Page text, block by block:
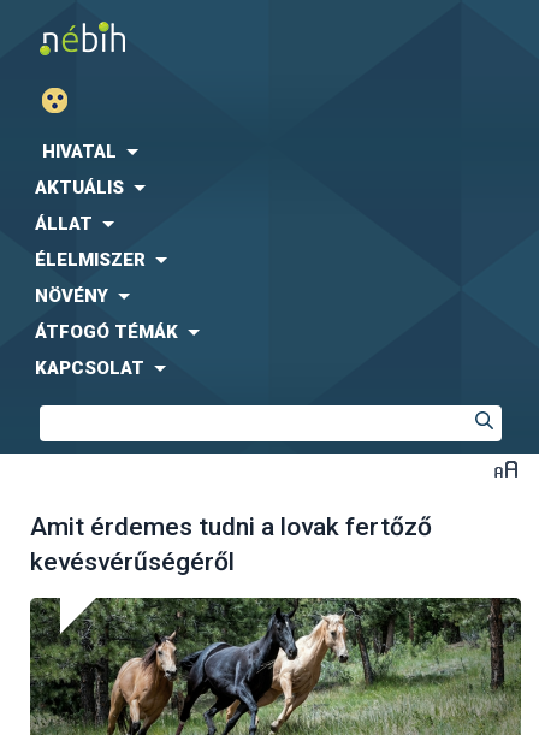
HIVATAL
AKTUÁLIS
ÁLLAT
ÉLELMISZER
NÖVÉNY
ÁTFOGÓ TÉMÁK
KAPCSOLAT
Amit érdemes tudni a lovak fertőző
kevésvérűségéről